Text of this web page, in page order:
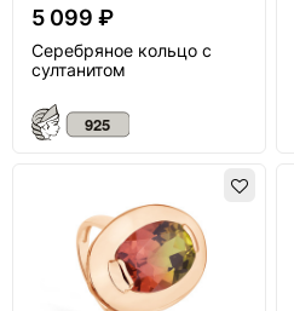
5 099 ₽
Серебряное кольцо с
султанитом